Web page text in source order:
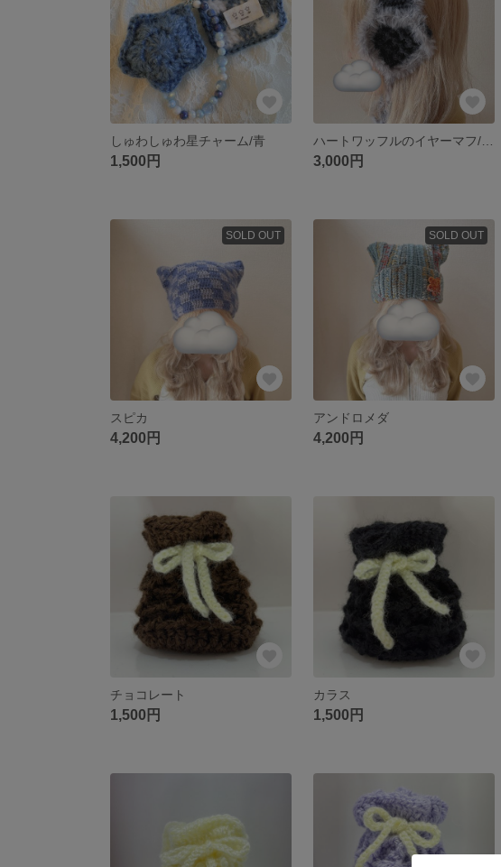
しゅわしゅわ星チャーム/青
1,500円
ハートワッフルのイヤーマフ/グレー1
3,000円
SOLD OUT
スピカ
4,200円
SOLD OUT
アンドロメダ
4,200円
チョコレート
1,500円
カラス
1,500円